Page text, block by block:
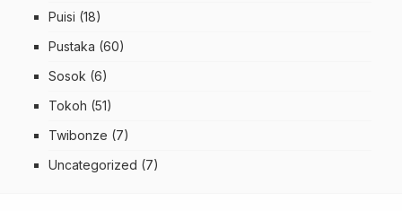
Puisi (18)
Pustaka (60)
Sosok (6)
Tokoh (51)
Twibonze (7)
Uncategorized (7)